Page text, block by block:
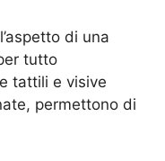
di una
tutto
tattili e visive
permettono di